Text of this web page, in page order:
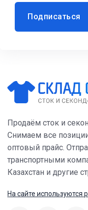
Подписаться
Продаём сток и
Снимаем все
оптовый прайс.
транспортными
Казахстан и другие
На сайте используются